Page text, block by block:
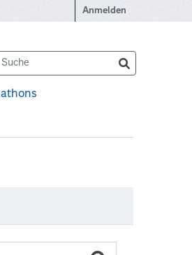
Anmelden